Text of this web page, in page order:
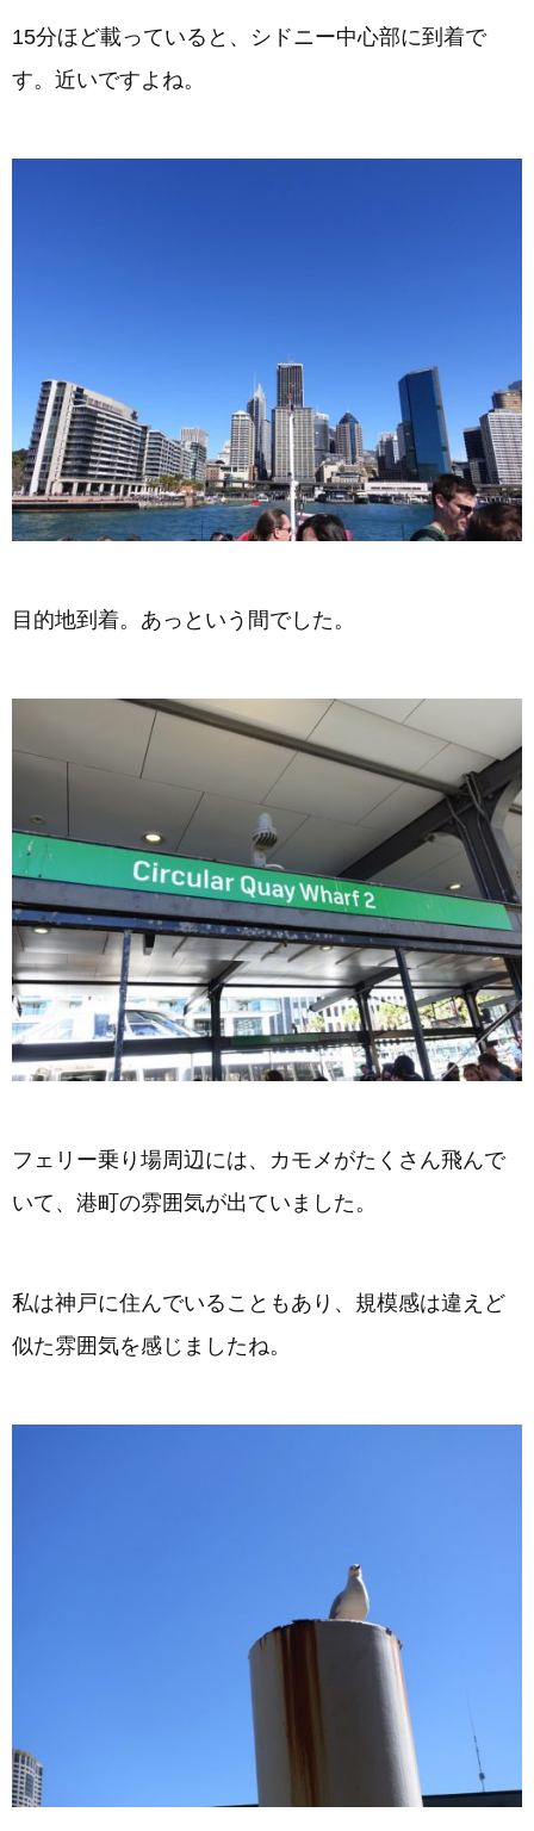
15分ほど載っていると、シドニー中心部に到着で
す。近いですよね。
目的地到着。あっという間でした。
フェリー乗り場周辺には、カモメがたくさん飛んで
いて、港町の雰囲気が出ていました。
私は神戸に住んでいることもあり、規模感は違えど
似た雰囲気を感じましたね。